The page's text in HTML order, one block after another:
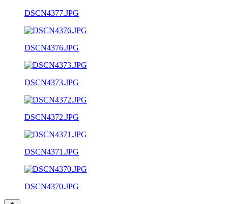
DSCN4377.JPG
DSCN4376.JPG
DSCN4373.JPG
DSCN4372.JPG
DSCN4371.JPG
DSCN4370.JPG